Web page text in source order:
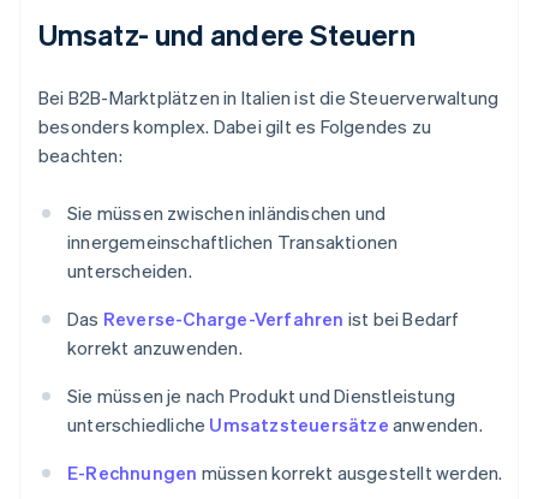
Umsatz- und andere Steuern
Bei B2B-Marktplätzen in Italien ist die Steuerverwaltung
besonders komplex. Dabei gilt es Folgendes zu
beachten:
Sie müssen zwischen inländischen und
innergemeinschaftlichen Transaktionen
unterscheiden.
Das Reverse-Charge-Verfahren ist bei Bedarf
korrekt anzuwenden.
Sie müssen je nach Produkt und Dienstleistung
unterschiedliche Umsatzsteuersätze anwenden.
E-Rechnungen müssen korrekt ausgestellt werden.